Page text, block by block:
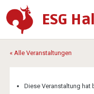
ESG
« Alle Veranstaltungen
Diese Veranstaltung hat